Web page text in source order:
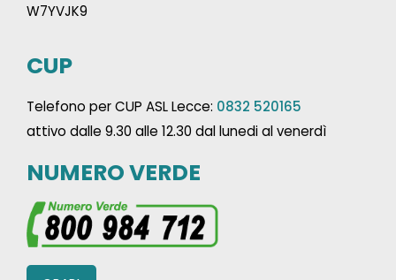
W7YVJK9
CUP
Telefono per CUP ASL Lecce: 0832 520165
attivo dalle 9.30 alle 12.30 dal lunedi al venerdì
NUMERO VERDE